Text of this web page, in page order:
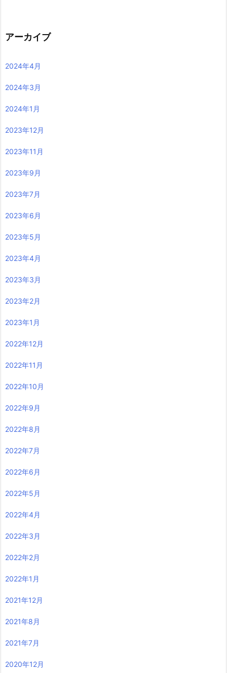
アーカイブ
2024年4月
2024年3月
2024年1月
2023年12月
2023年11月
2023年9月
2023年7月
2023年6月
2023年5月
2023年4月
2023年3月
2023年2月
2023年1月
2022年12月
2022年11月
2022年10月
2022年9月
2022年8月
2022年7月
2022年6月
2022年5月
2022年4月
2022年3月
2022年2月
2022年1月
2021年12月
2021年8月
2021年7月
2020年12月